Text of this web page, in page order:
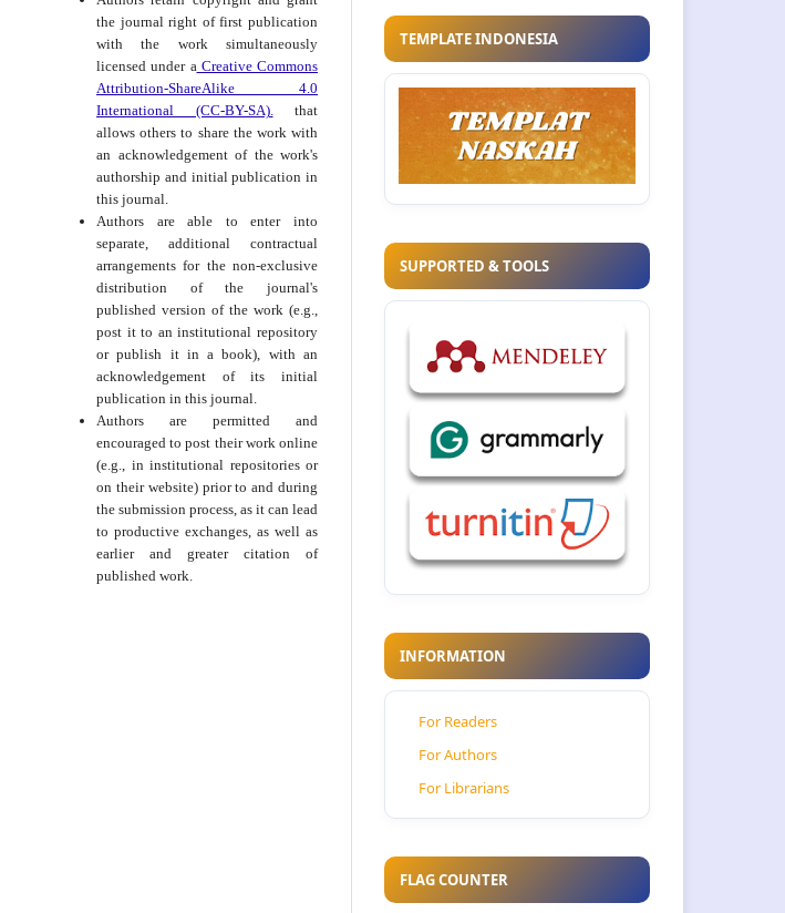
the journal right of first publication
with the work simultaneously
licensed under aCreative Commons
Attribution-ShareAlike 4.0
International (CC-BY-SA).that
allows others to share the work with
an acknowledgement of the work's
authorship and initial publication in
this journal.
Authors are able to enter into
separate, additional contractual
arrangements for the non-exclusive
distribution of the journal's
published version of the work (e.g.,
post it to an institutional repository
or publish it in a book), with an
acknowledgement of its initial
publication in this journal.
Authors are permitted and
encouraged to post their work online
(e.g., in institutional repositories or
on their website) prior to and during
the submission process, as it can lead
to productive exchanges, as well as
earlier and greater citation of
published work.
TEMPLATE INDONESIA
SUPPORTED & TOOLS
INFORMATION
For Readers
For Authors
For Librarians
FLAG COUNTER